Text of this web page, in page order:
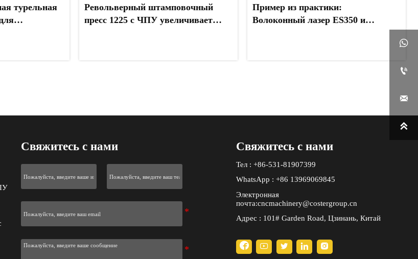
турельная
Револьверный штамповочный
пресс 1225 с ЧПУ увеличивает
Пример из практики:
Волоконный лазер ES350 и
Свяжитесь с нами Свяжитесь с нами
Тел : +86-531-81907399
WhatsApp : +86 13969069845
Электронная
почта:cncmachinery@costergroup.cn
Адрес : 101# Garden Road, Цзинань, Китай
    



